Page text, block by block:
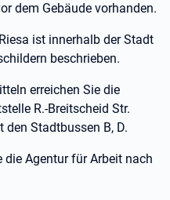
dem Gebäude vorhanden.
ist innerhalb der Stadt
beschrieben.
erreichen Sie die
R.-Breitscheid Str.
Stadtbussen B, D.
Agentur für Arbeit nach